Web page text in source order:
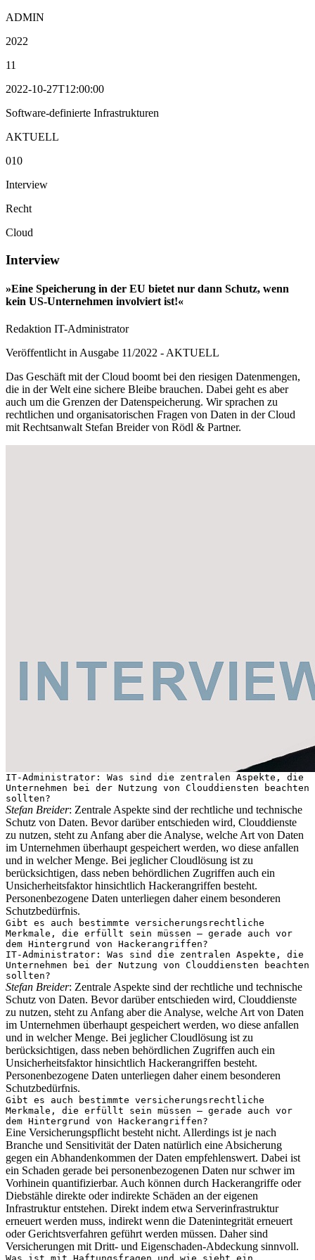
ADMIN
2022
11
2022-10-27T12:00:00
Software-definierte Infrastrukturen
AKTUELL
010
Interview
Recht
Cloud
Interview
»Eine Speicherung in der EU bietet nur dann Schutz, wenn
kein US-Unternehmen involviert ist!«
Redaktion IT-Administrator
Veröffentlicht in Ausgabe 11/2022 - AKTUELL
Das Geschäft mit der Cloud boomt bei den riesigen Datenmengen,
die in der Welt eine sichere Bleibe brauchen. Dabei geht es aber
auch um die Grenzen der Datenspeicherung. Wir sprachen zu
rechtlichen und organisatorischen Fragen von Daten in der Cloud
mit Rechtsanwalt Stefan Breider von Rödl & Partner.
IT-Administrator: Was sind die zentralen Aspekte, die
Unternehmen bei der Nutzung von Clouddiensten beachten
sollten?
Stefan Breider: Zentrale Aspekte sind der rechtliche und technische
Schutz von Daten. Bevor darüber entschieden wird, Clouddienste
zu nutzen, steht zu Anfang aber die Analyse, welche Art von Daten
im Unternehmen überhaupt gespeichert werden, wo diese anfallen
und in welcher Menge. Bei jeglicher Cloudlösung ist zu
berücksichtigen, dass neben behördlichen Zugriffen auch ein
Unsicherheitsfaktor hinsichtlich Hackerangriffen besteht.
Personenbezogene Daten unterliegen daher einem besonderen
Schutzbedürfnis.
Gibt es auch bestimmte versicherungsrechtliche
Merkmale, die erfüllt sein müssen – gerade auch vor
dem Hintergrund von Hackerangriffen?
IT-Administrator: Was sind die zentralen Aspekte, die
Unternehmen bei der Nutzung von Clouddiensten beachten
sollten?
Stefan Breider: Zentrale Aspekte sind der rechtliche und technische
Schutz von Daten. Bevor darüber entschieden wird, Clouddienste
zu nutzen, steht zu Anfang aber die Analyse, welche Art von Daten
im Unternehmen überhaupt gespeichert werden, wo diese anfallen
und in welcher Menge. Bei jeglicher Cloudlösung ist zu
berücksichtigen, dass neben behördlichen Zugriffen auch ein
Unsicherheitsfaktor hinsichtlich Hackerangriffen besteht.
Personenbezogene Daten unterliegen daher einem besonderen
Schutzbedürfnis.
Gibt es auch bestimmte versicherungsrechtliche
Merkmale, die erfüllt sein müssen – gerade auch vor
dem Hintergrund von Hackerangriffen?
Eine Versicherungspflicht besteht nicht. Allerdings ist je nach
Branche und Sensitivität der Daten natürlich eine Absicherung
gegen ein Abhandenkommen der Daten empfehlenswert. Dabei ist
ein Schaden gerade bei personenbezogenen Daten nur schwer im
Vorhinein quantifizierbar. Auch können durch Hackerangriffe oder
Diebstähle direkte oder indirekte Schäden an der eigenen
Infrastruktur entstehen. Direkt indem etwa Serverinfrastruktur
erneuert werden muss, indirekt wenn die Datenintegrität erneuert
oder Gerichtsverfahren geführt werden müssen. Daher sind
Versicherungen mit Dritt- und Eigenschaden-Abdeckung sinnvoll.